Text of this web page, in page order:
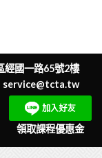
國一路65號2樓
service@tcta.tw
領取課程優惠金